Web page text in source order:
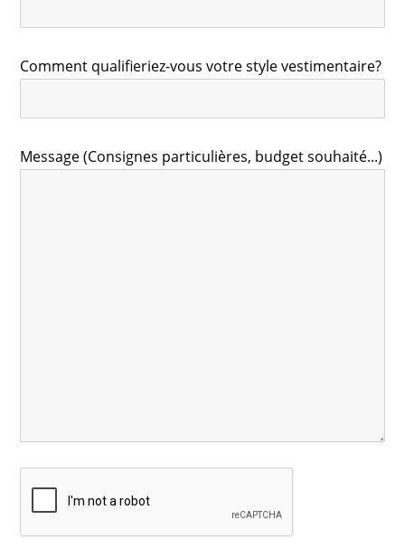
Comment qualifieriez-vous votre style vestimentaire?
Message (Consignes particulières, budget souhaité...)